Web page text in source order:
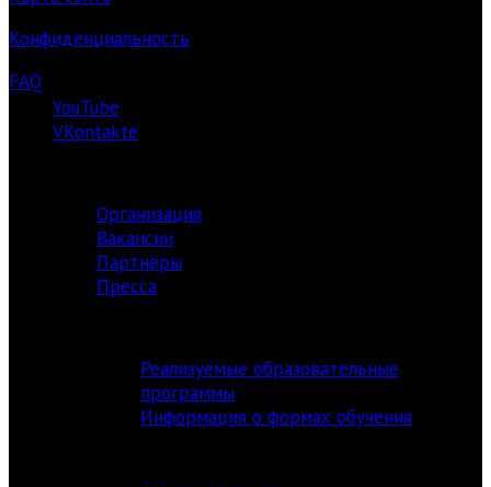
Конфиденциальность
FAQ
YouTube
VKontakte
Организация
Вакансии
Партнёры
Пресса
Реализуемые образовательные
программы
Информация о формах обучения